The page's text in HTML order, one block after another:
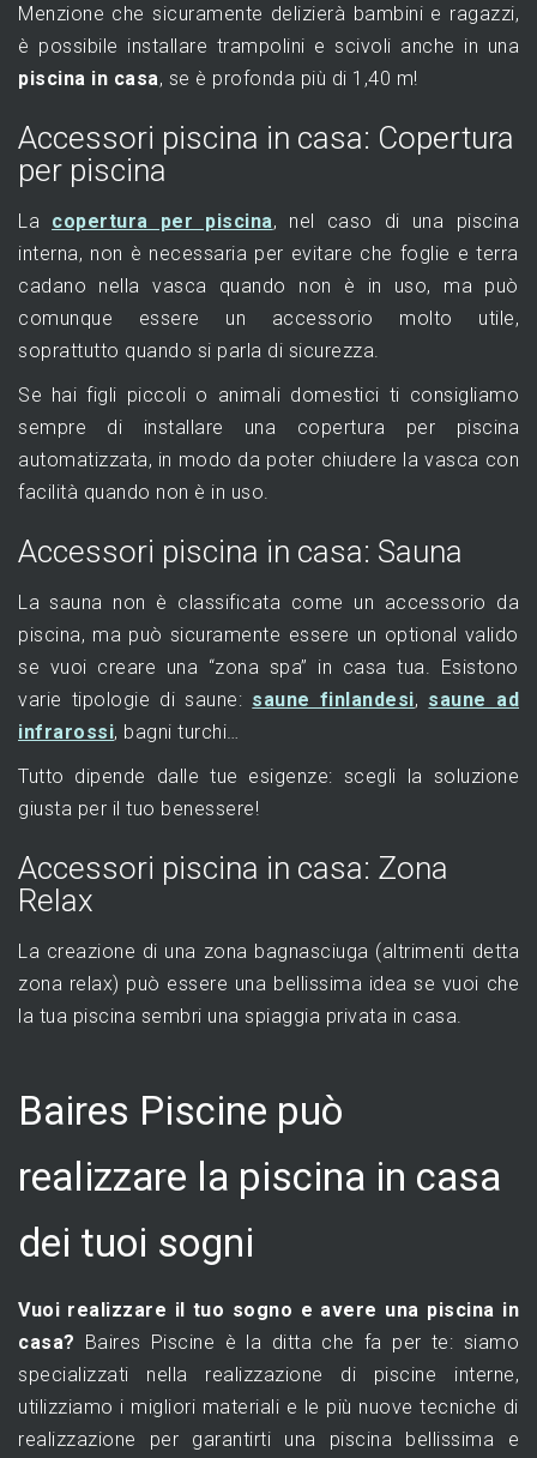
Menzione che sicuramente delizierà bambini e ragazzi,
è possibile installare trampolini e scivoli anche in una
piscina in casa, se è profonda più di 1,40 m!
Accessori piscina in casa: Copertura
per piscina
La copertura per piscina, nel caso di una piscina
interna, non è necessaria per evitare che foglie e terra
cadano nella vasca quando non è in uso, ma può
comunque essere un accessorio molto utile,
soprattutto quando si parla di sicurezza.
Se hai figli piccoli o animali domestici ti consigliamo
sempre di installare una copertura per piscina
automatizzata, in modo da poter chiudere la vasca con
facilità quando non è in uso.
Accessori piscina in casa: Sauna
La sauna non è classificata come un accessorio da
piscina, ma può sicuramente essere un optional valido
se vuoi creare una “zona spa” in casa tua. Esistono
varie tipologie di saune: saune finlandesi, saune ad
infrarossi, bagni turchi…
Tutto dipende dalle tue esigenze: scegli la soluzione
giusta per il tuo benessere!
Accessori piscina in casa: Zona
Relax
La creazione di una zona bagnasciuga (altrimenti detta
zona relax) può essere una bellissima idea se vuoi che
la tua piscina sembri una spiaggia privata in casa.
Baires Piscine può
realizzare la piscina in casa
dei tuoi sogni
Vuoi realizzare il tuo sogno e avere una piscina in
casa? Baires Piscine è la ditta che fa per te: siamo
specializzati nella realizzazione di piscine interne,
utilizziamo i migliori materiali e le più nuove tecniche di
realizzazione per garantirti una piscina bellissima e